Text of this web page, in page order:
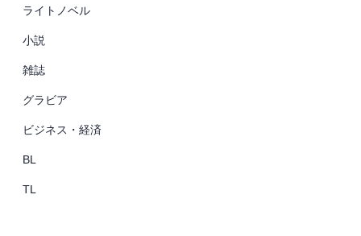
ライトノベル
小説
雑誌
グラビア
ビジネス・経済
BL
TL